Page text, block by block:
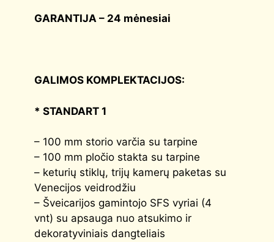
GARANTIJA – 24 mėnesiai
GALIMOS KOMPLEKTACIJOS:
* STANDART 1
– 100 mm storio varčia su tarpine
– 100 mm pločio stakta su tarpine
– keturių stiklų, trijų kamerų paketas su
Venecijos veidrodžiu
– Šveicarijos gamintojo SFS vyriai (4
vnt) su apsauga nuo atsukimo ir
dekoratyviniais dangteliais